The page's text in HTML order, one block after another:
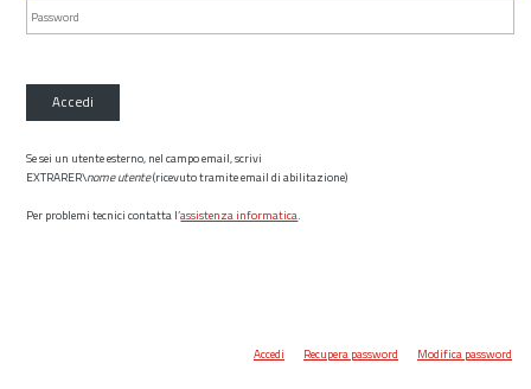
Accedi
Se sei un utente esterno, nel campo email, scrivi
EXTRARER\nome utente(ricevuto tramite email di abilitazione)
Per problemi tecnici contatta l’assistenza informatica.
Accedi Recupera password Modifica password